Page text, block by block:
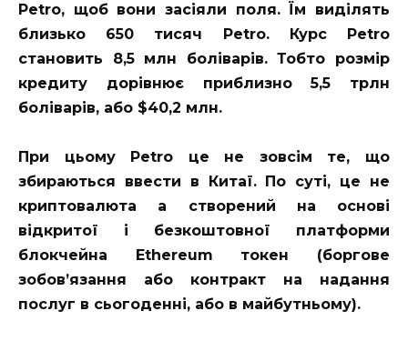
Petro, щоб вони засіяли поля. Їм виділять
близько 650 тисяч Petro. Курс Petro
становить 8,5 млн боліварів. Тобто розмір
кредиту дорівнює приблизно 5,5 трлн
боліварів, або $40,2 млн.
При цьому Petro це не зовсім те, що
збираються ввести в Китаї. По суті, це не
криптовалюта а створений на основі
відкритої і безкоштовної платформи
блокчейна Ethereum токен (боргове
зобов’язання або контракт на надання
послуг в сьогоденні, або в майбутньому).